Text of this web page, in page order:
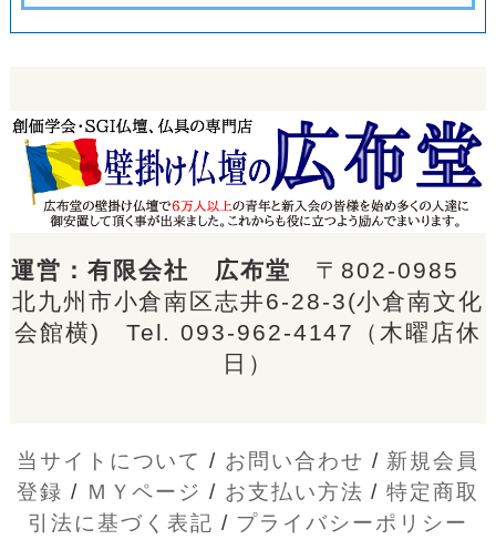
運営：有限会社 広布堂 〒802-0985
北九州市小倉南区志井6-28-3(小倉南文化
会館横) Tel.093-962-4147
（木曜店休
日）
当サイトについて / お問い合わせ / 新規会員
登録 / ＭＹページ / お支払い方法 /特定商取
引法に基づく表記 / プライバシーポリシー